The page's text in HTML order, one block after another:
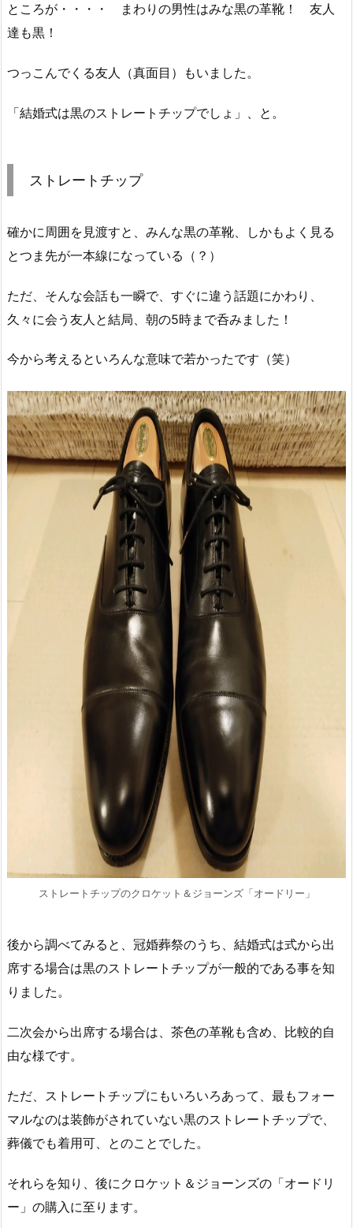
ところが・・・・ まわりの男性はみな黒の革靴！ 友人
達も黒！
つっこんでくる友人（真面目）もいました。
「結婚式は黒のストレートチップでしょ」、と。
ストレートチップ
確かに周囲を見渡すと、みんな黒の革靴、しかもよく見る
とつま先が一本線になっている（？）
ただ、そんな会話も一瞬で、すぐに違う話題にかわり、
久々に会う友人と結局、朝の5時まで呑みました！
今から考えるといろんな意味で若かったです（笑）
ストレートチップのクロケット＆ジョーンズ「オードリー」
後から調べてみると、冠婚葬祭のうち、結婚式は式から出
席する場合は黒のストレートチップが一般的である事を知
りました。
二次会から出席する場合は、茶色の革靴も含め、比較的自
由な様です。
ただ、ストレートチップにもいろいろあって、最もフォー
マルなのは装飾がされていない黒のストレートチップで、
葬儀でも着用可、とのことでした。
それらを知り、後にクロケット＆ジョーンズの「オードリ
ー」の購入に至ります。